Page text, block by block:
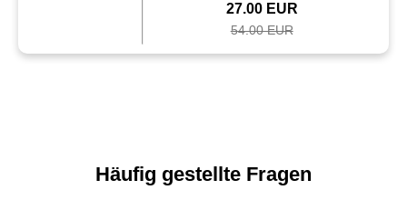
27.00 EUR
54.00 EUR
Häufig gestellte Fragen